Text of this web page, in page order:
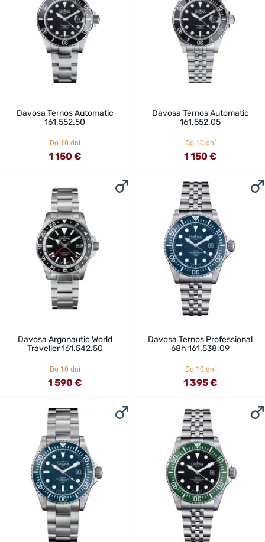
Davosa Ternos Automatic
161.552.50
Do 10 dní
1 150 €
Davosa Ternos Automatic
161.552.05
Do 10 dní
1 150 €
Davosa Argonautic World
Traveller 161.542.50
Do 10 dní
1 590 €
Davosa Ternos Professional
68h 161.538.09
Do 10 dní
1 395 €